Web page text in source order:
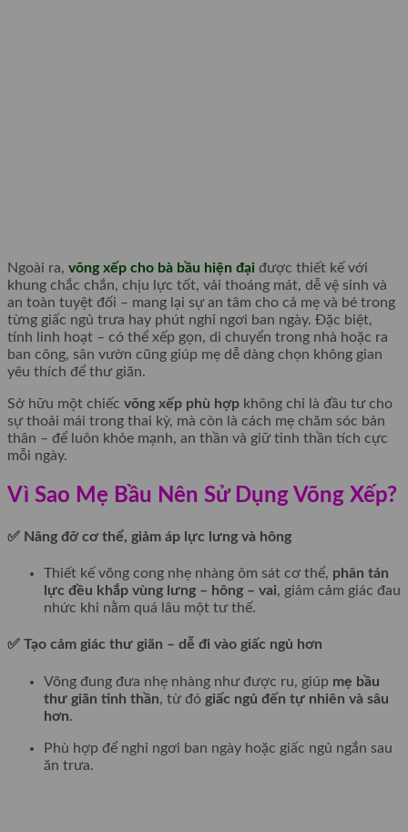
Ngoài ra, võng xếp cho bà bầu hiện đại được thiết kế với
khung chắc chắn, chịu lực tốt, vải thoáng mát, dễ vệ sinh và
an toàn tuyệt đối – mang lại sự an tâm cho cả mẹ và bé trong
từng giấc ngủ trưa hay phút nghỉ ngơi ban ngày. Đặc biệt,
tính linh hoạt – có thể xếp gọn, di chuyển trong nhà hoặc ra
ban công, sân vườn cũng giúp mẹ dễ dàng chọn không gian
yêu thích để thư giãn.
Sở hữu một chiếc võng xếp phù hợp không chỉ là đầu tư cho
sự thoải mái trong thai kỳ, mà còn là cách mẹ chăm sóc bản
thân – để luôn khỏe mạnh, an thần và giữ tinh thần tích cực
mỗi ngày.
Vì Sao Mẹ Bầu Nên Sử Dụng Võng Xếp?
✅ Nâng đỡ cơ thể, giảm áp lực lưng và hông
Thiết kế võng cong nhẹ nhàng ôm sát cơ thể, phân tán
lực đều khắp vùng lưng – hông – vai, giảm cảm giác đau
nhức khi nằm quá lâu một tư thế.
✅ Tạo cảm giác thư giãn – dễ đi vào giấc ngủ hơn
Võng đung đưa nhẹ nhàng như được ru, giúp mẹ bầu
thư giãn tinh thần, từ đó giấc ngủ đến tự nhiên và sâu
hơn.
Phù hợp để nghỉ ngơi ban ngày hoặc giấc ngủ ngắn sau
ăn trưa.